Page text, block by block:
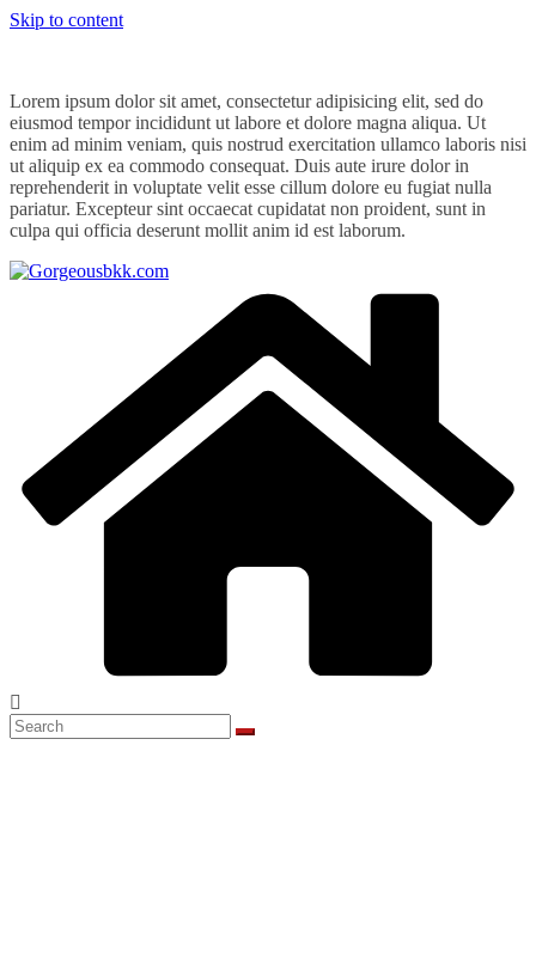
Skip to content
Lorem ipsum dolor sit amet, consectetur adipisicing elit, sed do
eiusmod tempor incididunt ut labore et dolore magna aliqua. Ut
enim ad minim veniam, quis nostrud exercitation ullamco laboris nisi
ut aliquip ex ea commodo consequat. Duis aute irure dolor in
reprehenderit in voluptate velit esse cillum dolore eu fugiat nulla
pariatur. Excepteur sint occaecat cupidatat non proident, sunt in
culpa qui officia deserunt mollit anim id est laborum.